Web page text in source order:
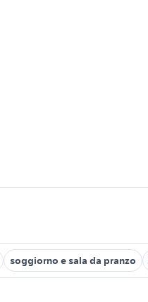
soggiorno e sala da pranzo